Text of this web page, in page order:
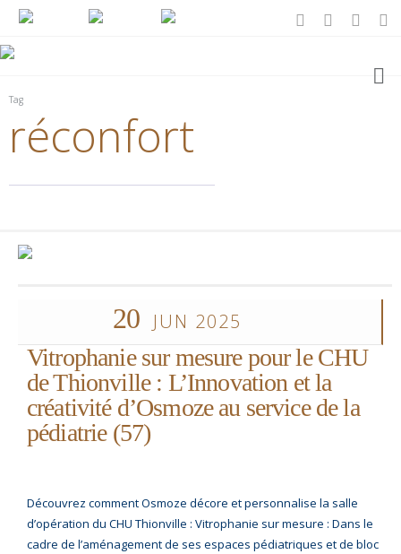
Tag
réconfort
20 JUN 2025
Vitrophanie sur mesure pour le CHU
de Thionville : L’Innovation et la
créativité d’Osmoze au service de la
pédiatrie (57)
Découvrez comment Osmoze décore et personnalise la salle
d’opération du CHU Thionville : Vitrophanie sur mesure : Dans le
cadre de l’aménagement de ses espaces pédiatriques et de bloc